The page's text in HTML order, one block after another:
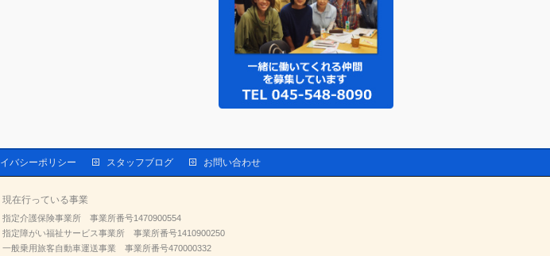
バシーポリシー スタッフブログ お問い合わせ
現在行っている事業
指定介護保険事業所 事業所番号1470900554
指定障がい福祉サービス事業所 事業所番号1410900250
一般乗用旅客自動車運送事業 事業所番号470000332